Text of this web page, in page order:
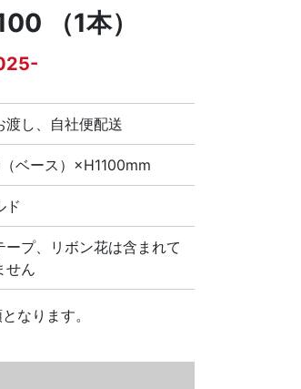
（1本）
渡し、自社便配送
ベース）×H1100mm
ド
ープ、リボン花は含まれて
せん
なります。